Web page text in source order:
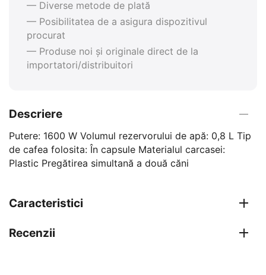
— Diverse metode de plată
— Posibilitatea de a asigura dispozitivul
procurat
— Produse noi și originale direct de la
importatori/distribuitori
Descriere
Putere: 1600 W Volumul rezervorului de apă: 0,8 L Tip
de cafea folosita: În capsule Materialul carcasei:
Plastic Pregătirea simultană a două căni
Caracteristici
Recenzii